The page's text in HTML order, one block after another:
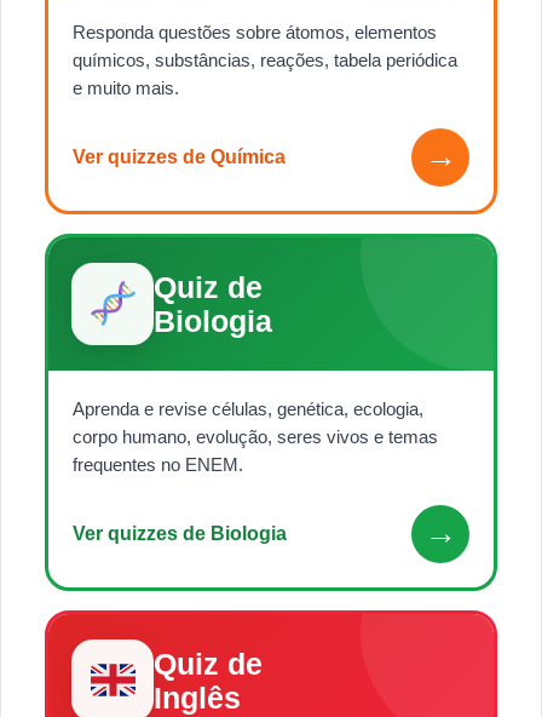
Responda questões sobre átomos, elementos
químicos, substâncias, reações, tabela periódica
e muito mais.
Ver quizzes de Química →
Quiz de
Biologia
Aprenda e revise células, genética, ecologia,
corpo humano, evolução, seres vivos e temas
frequentes no ENEM.
Ver quizzes de Biologia →
Quiz de
Inglês